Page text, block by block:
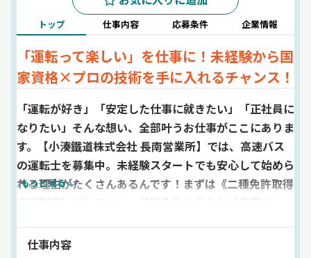
トップ 仕事内容 応募条件 企業情報
「運転って楽しい」を仕事に！未経験から国
家資格×プロの技術を手に入れるチャンス！
「運転が好き」「安定した仕事に就きたい」「正社員に
なりたい」そんな想い、全部叶うお仕事がここにありま
す。【小湊鐵道株式会社 長南営業所】では、高速バス
の運転士を募集中。未経験スタートでも安心して始めら
れる理由がたくさんあるんです！まずは《二種免許取得
支援制度》があること。普通免許さえあれば応募OK
を取得することができます。さらに、入社後の《研修制
もっと見る
仕事内容